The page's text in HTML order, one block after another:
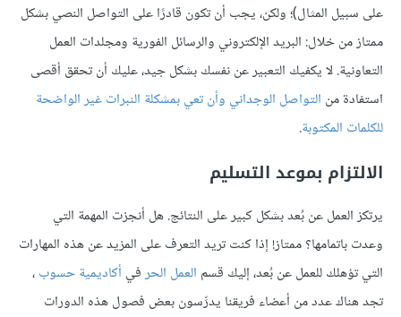
على سبيل المثال)؛ ولكن، يجب أن تكون قادرًا على التواصل النصي بشكل
ممتاز من خلال: البريد الإلكتروني والرسائل الفورية ومجلدات العمل
التعاونية. لا يكفيك التعبير عن نفسك بشكل جيد، عليك أن تحقق أقصى
استفادة من التواصل الوجداني وأن تعي بمشكلة النبرات غير الواضحة
للكلمات المكتوبة.
الالتزام بموعد التسليم
يرتكز العمل عن بُعد بشكل كبير على النتائج. هل أنجزت المهمة التي
وعدت باتمامها؟ ممتاز! إذا كنت تريد التعرف على المزيد عن هذه المهارات
التي تؤهلك للعمل عن بُعد، إليك قسم العمل الحرفي أكاديمية حسوب،
تجد هناك عدد من أعضاء فريقنا يدرِّسون بعض فصول هذه الدورات